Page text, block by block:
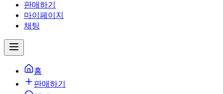
판매하기
마이페이지
채팅
홈
판매하기